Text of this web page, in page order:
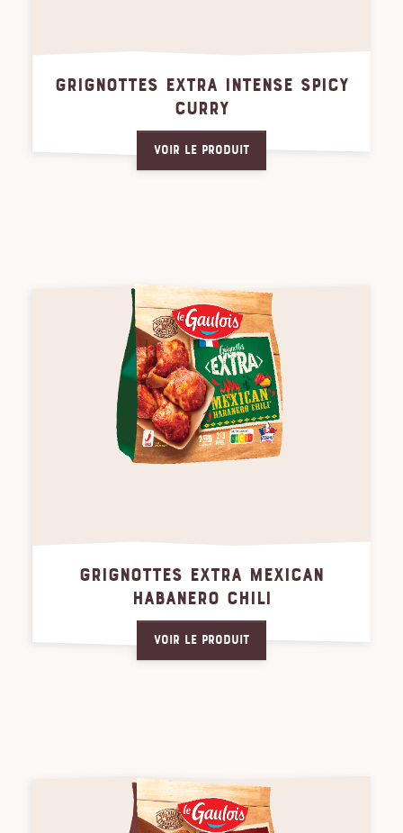
GRIGNOTTES EXTRA INTENSE SPICY
CURRY
Voir le produit
GRIGNOTTES EXTRA MEXICAN
HABANERO CHILI
Voir le produit